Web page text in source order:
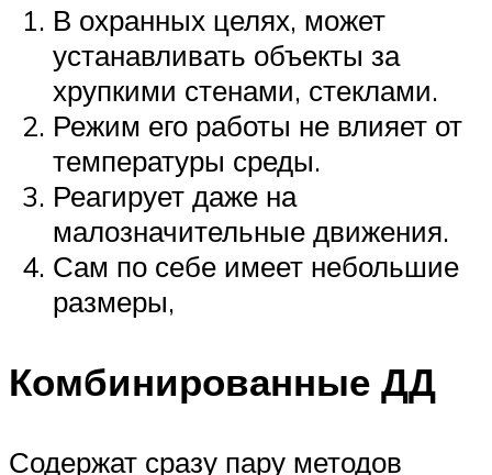
В охранных целях, может
устанавливать объекты за
хрупкими стенами, стеклами.
Режим его работы не влияет от
температуры среды.
Реагирует даже на
малозначительные движения.
Сам по себе имеет небольшие
размеры,
Комбинированные ДД
Содержат сразу пару методов